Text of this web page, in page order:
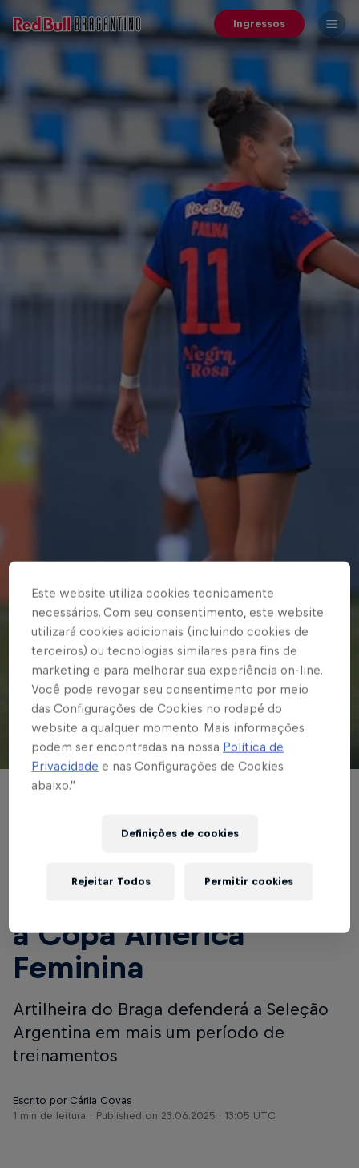
Ingressos
© Red Bull Bragantino
Paulina Gramaglia é
convocada para
a Copa América
Feminina
Artilheira do Braga defenderá a Seleção
Argentina em mais um período de
treinamentos
Escrito por Cárila Covas
1 min de leitura
Published on 23.06.2025 · 13:05 UTC
Este website utiliza cookies tecnicamente
necessários. Com seu consentimento, este website
utilizará cookies adicionais (incluindo cookies de
terceiros) ou tecnologias similares para fins de
marketing e para melhorar sua experiência on-line.
Você pode revogar seu consentimento por meio
das Configurações de Cookies no rodapé do
website a qualquer momento. Mais informações
podem ser encontradas na nossa Política de
Privacidade e nas Configurações de Cookies
abaixo.”
Definições de cookies
Rejeitar Todos Permitir cookies